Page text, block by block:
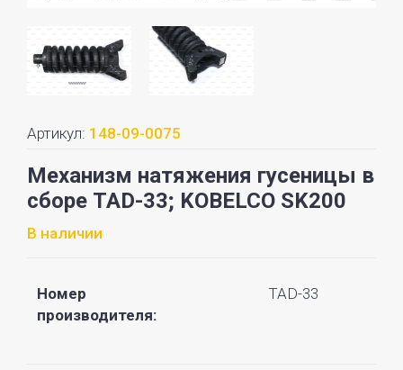
Артикул: 148-09-0075
Механизм натяжения гусеницы в
сборе TAD-33; KOBELCO SK200
В наличии
Номер
производителя:
TAD-33